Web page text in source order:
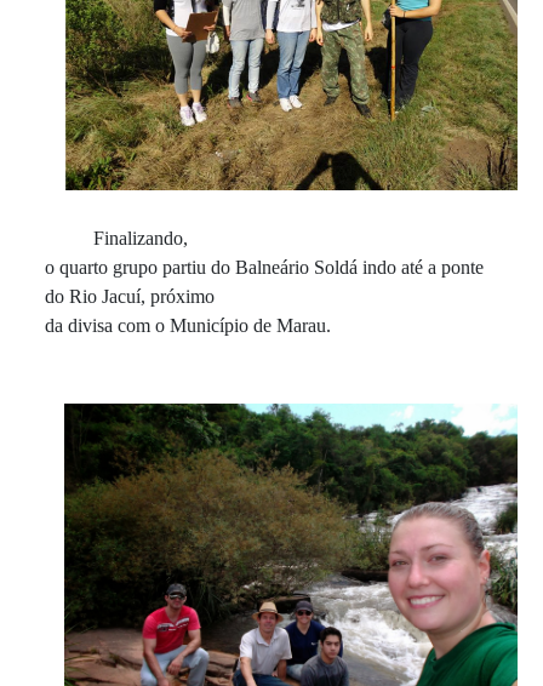
Finalizando,
o quarto grupo partiu do Balneário Soldá indo até a ponte
do Rio Jacuí, próximo
da divisa com o Município de Marau.